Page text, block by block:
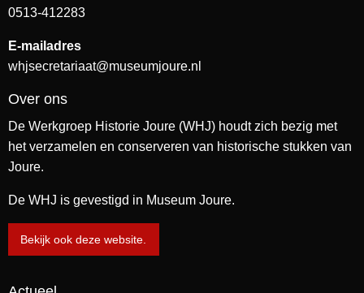
0513-412283
E-mailadres
whjsecretariaat@museumjoure.nl
Over ons
De Werkgroep Historie Joure (WHJ) houdt zich bezig met
het verzamelen en conserveren van historische stukken van
Joure.
De WHJ is gevestigd in Museum Joure.
Bekijk ook deze website.